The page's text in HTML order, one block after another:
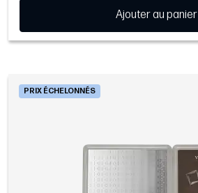
Ajouter au panier
PRIX ÉCHELONNÉS